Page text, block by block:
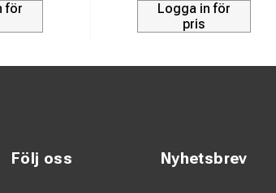
för
Logga in för
pris
Följ oss Nyhetsbrev